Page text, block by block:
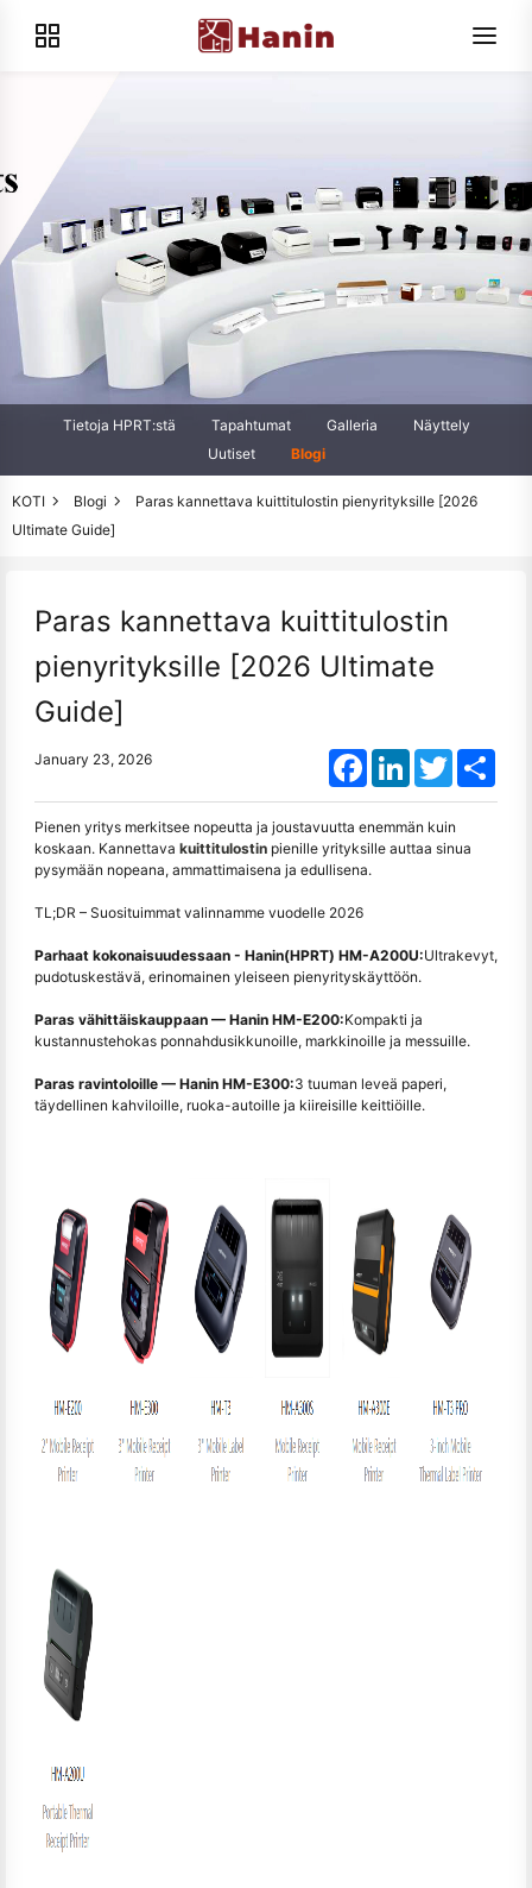
Tietoja HPRT:stä Tapahtumat Galleria
Näyttely
Uutiset
Blogi
KOTI Blogi
Paras kannettava kuittitulostin pienyrityksille [2026
Ultimate Guide]
Paras kannettava kuittitulostin
pienyrityksille [2026 Ultimate
Guide]
January 23, 2026 FacebookLinkedInTwitter
Pienen yritys merkitsee nopeutta ja joustavuutta enemmän kuin
koskaan. Kannettava kuittitulostin pienille yrityksille auttaa sinua
pysymään nopeana, ammattimaisena ja edullisena.
TL;DR – Suosituimmat valinnamme vuodelle 2026
Parhaat kokonaisuudessaan - Hanin(HPRT) HM-A200U:Ultrakevyt,
pudotuskestävä, erinomainen yleiseen pienyrityskäyttöön.
Paras vähittäiskauppaan — Hanin HM-E200:Kompakti ja
kustannustehokas ponnahdusikkunoille, markkinoille ja messuille.
Paras ravintoloille — Hanin HM-E300:3 tuuman leveä paperi,
täydellinen kahviloille, ruoka-autoille ja kiireisille keittiöille.